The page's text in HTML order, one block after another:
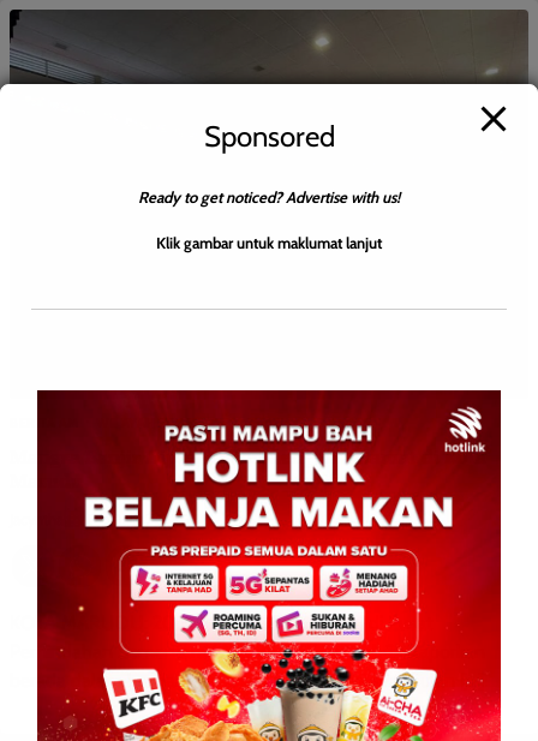
WILAYAH SABAH
Mangsa Banjir Dipindahkan dengan Selamat di Kota
February 20, 2026 0
KOTA MARUDU: 20 Februari 2026 – Situasi di Pusat
Pemindahan Sementara (PPS) di SMK Tandek 2 dilaporkan
berada dalam keadaan terkawal setakat hari ini susulan […]
Sponsored
Ready to get noticed? Advertise with us!
Klik gambar untuk maklumat lanjut